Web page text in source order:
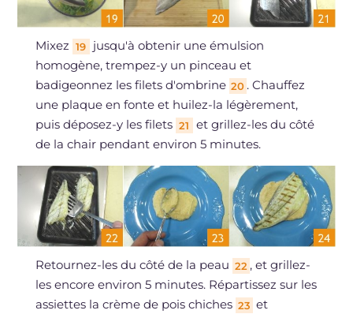
Mixez 19
jusqu'à obtenir une émulsion
homogène, trempez-y un pinceau et
badigeonnez les filets d'ombrine 20 . Chauffez
une plaque en fonte et huilez-la légèrement,
puis déposez-y les filets 21
et grillez-les du côté
de la chair pendant environ 5 minutes.
Retournez-les du côté de la peau 22 , et grillez-
les encore environ 5 minutes. Répartissez sur les
assiettes la crème de pois chiches 23 et